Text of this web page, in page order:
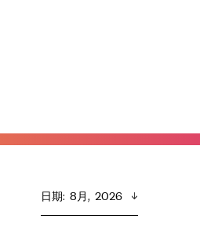
日期: 8月,  2026